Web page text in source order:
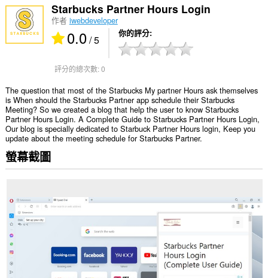
Starbucks Partner Hours Login
作者 iwebdeveloper
0.0/ 5 你的評分
評分的總次數:0
The question that most of the Starbucks My partner Hours ask themselves
is When should the Starbucks Partner app schedule their Starbucks
Meeting? So we created a blog that help the user to know Starbucks
Partner Hours Login. A Complete Guide to Starbucks Partner Hours Login,
Our blog is specially dedicated to Starbuck Partner Hours login, Keep you
update about the meeting schedule for Starbucks Partner.
螢幕截圖